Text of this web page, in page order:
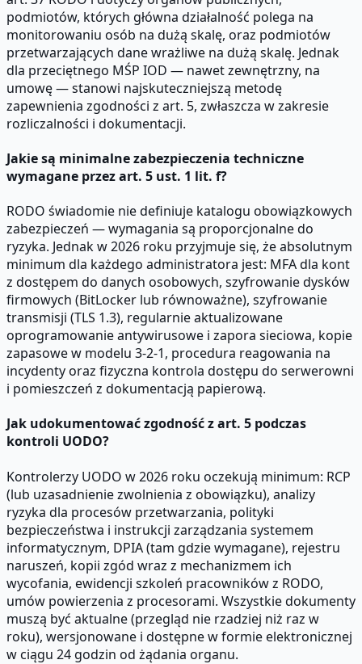
podmiotów, których główna działalność polega na
monitorowaniu osób na dużą skalę, oraz podmiotów
przetwarzających dane wrażliwe na dużą skalę. Jednak
dla przeciętnego MŚP IOD — nawet zewnętrzny, na
umowę — stanowi najskuteczniejszą metodę
zapewnienia zgodności z art. 5, zwłaszcza w zakresie
rozliczalności i dokumentacji.
Jakie są minimalne zabezpieczenia techniczne
wymagane przez art. 5 ust. 1 lit. f?
RODO świadomie nie definiuje katalogu obowiązkowych
zabezpieczeń — wymagania są proporcjonalne do
ryzyka. Jednak w 2026 roku przyjmuje się, że absolutnym
minimum dla każdego administratora jest: MFA dla kont
z dostępem do danych osobowych, szyfrowanie dysków
firmowych (BitLocker lub równoważne), szyfrowanie
transmisji (TLS 1.3), regularnie aktualizowane
oprogramowanie antywirusowe i zapora sieciowa, kopie
zapasowe w modelu 3-2-1, procedura reagowania na
incydenty oraz fizyczna kontrola dostępu do serwerowni
i pomieszczeń z dokumentacją papierową.
Jak udokumentować zgodność z art. 5 podczas
kontroli UODO?
Kontrolerzy UODO w 2026 roku oczekują minimum: RCP
(lub uzasadnienie zwolnienia z obowiązku), analizy
ryzyka dla procesów przetwarzania, polityki
bezpieczeństwa i instrukcji zarządzania systemem
informatycznym, DPIA (tam gdzie wymagane), rejestru
naruszeń, kopii zgód wraz z mechanizmem ich
wycofania, ewidencji szkoleń pracowników z RODO,
umów powierzenia z procesorami. Wszystkie dokumenty
muszą być aktualne (przegląd nie rzadziej niż raz w
roku), wersjonowane i dostępne w formie elektronicznej
w ciągu 24 godzin od żądania organu.